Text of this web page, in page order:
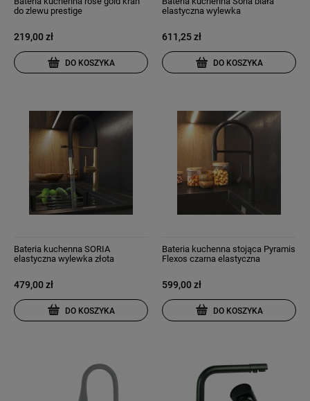
do zlewu prestige
219,00 zł
DO KOSZYKA
elastyczna wylewka
611,25 zł
DO KOSZYKA
Bateria kuchenna SORIA
elastyczna wylewka złota
479,00 zł
DO KOSZYKA
Bateria kuchenna stojąca Pyramis
Flexos czarna elastyczna
599,00 zł
DO KOSZYKA